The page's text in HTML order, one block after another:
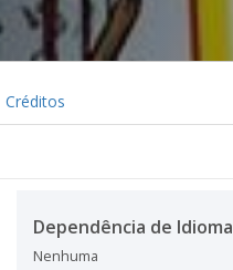
Créditos
Dependência de Idioma
Nenhuma